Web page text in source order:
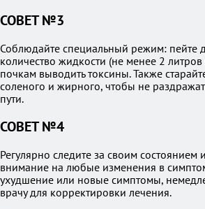
СОВЕТ №3
Соблюдайте специальный режим: пейте
количество жидкости (не менее 2
почкам выводить токсины. Также
соленого и жирного, чтобы не
пути.
СОВЕТ №4
Регулярно следите за своим состоянием
внимание на любые изменения в
ухудшение или новые симптомы,
врачу для корректировки лечения.